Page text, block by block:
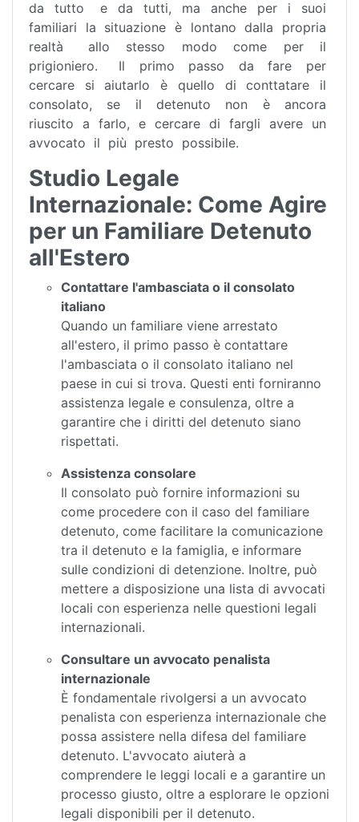
da tutto e da tutti, ma anche per i suoi
familiari la situazione è lontano dalla propria
realtà allo stesso modo come per il
prigioniero. Il primo passo da fare per
cercare si aiutarlo è quello di conttatare il
consolato, se il detenuto non è ancora
riuscito a farlo, e cercare di fargli avere un
avvocato il più presto possibile.
Studio Legale
Internazionale: Come Agire
per un Familia­re Detenuto
all'Estero
Contattare l'ambasciata o il consolato
italiano
Quando un familiare viene arrestato
all'estero, il primo passo è contattare
l'ambasciata o il consolato italiano nel
paese in cui si trova. Questi enti forniranno
assistenza legale e consulenza, oltre a
garantire che i diritti del detenuto siano
rispettati.
Assistenza consolare
Il consolato può fornire informazioni su
come procedere con il caso del familiare
detenuto, come facilitare la comunicazione
tra il detenuto e la famiglia, e informare
sulle condizioni di detenzione. Inoltre, può
mettere a disposizione una lista di avvocati
locali con esperienza nelle questioni legali
internazionali.
Consultare un avvocato penalista
internazionale
È fondamentale rivolgersi a un avvocato
penalista con esperienza internazionale che
possa assistere nella difesa del familiare
detenuto. L'avvocato aiuterà a
comprendere le leggi locali e a garantire un
processo giusto, oltre a esplorare le opzioni
legali disponibili per il detenuto.